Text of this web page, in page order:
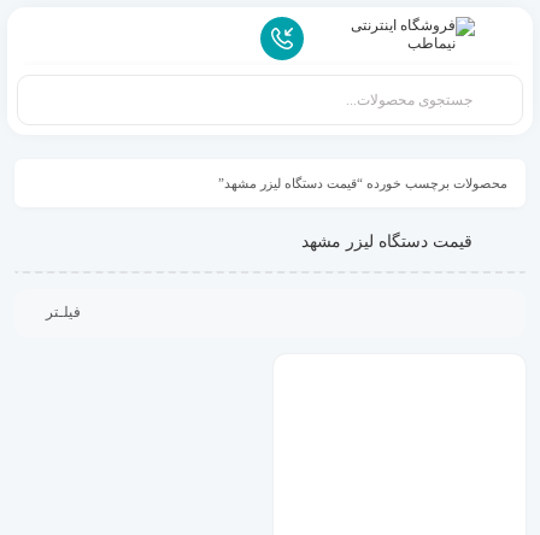
محصولات برچسب خورده “قیمت دستگاه لیزر مشهد”
قیمت دستگاه لیزر مشهد
فیلـتر